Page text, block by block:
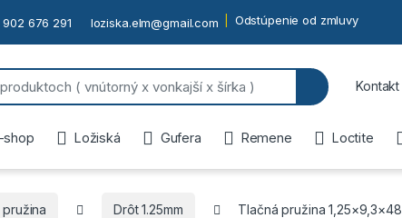
902 676 291 loziska.elm@gmail.com Odstúpenie od zmluvy
Kontakt
shop Ložiská Gufera Remene Loctite
Drôt 1.25mm Tlačná pružina 1,25×9,3×48